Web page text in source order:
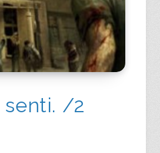
senti. /2